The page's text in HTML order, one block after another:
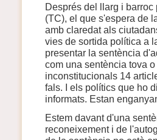
Després del llarg i
(TC), el que s'espera de
amb claredat als
vies de sortida política a
presentar la sentència
com una sentència tova
inconstitucionals 14
fals. I els polítics que ho
informats. Estan
Estem davant d'una
reconeixement i de